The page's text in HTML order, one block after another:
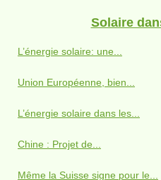
Solaire
L’énergie solaire: une...
Union Européenne, bien...
L’énergie solaire dans les...
Chine : Projet de...
Même la Suisse signe pour le...